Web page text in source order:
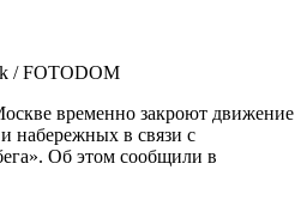
/ FOTODOM
временно закроют движение
набережных в связи с
Об этом сообщили в